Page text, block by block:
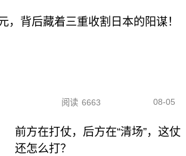
，背后藏着三重收割日本的阳谋！
阅读 6663 08-05
前方在打仗，后方在“清场”，这仗
还怎么打？